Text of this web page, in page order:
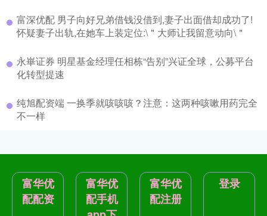
富深优配 男子向好兄弟借钱没借到,妻子出面借却成功了!
怀疑妻子出轨,在她车上装定位:\＂大师让我留意动向\＂
永崋证券 明星基金经理任相栋“告别”兴证全球，公募平台
化转型提速
纯旭配资端 一换季就咳咳咳？注意：这两种咳嗽用药完全
不一样
富华优
配配资
富华优
配手机
富华优
配注册
登录